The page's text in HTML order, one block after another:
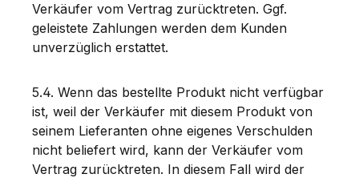
Verkäufer vom Vertrag zurücktreten. Ggf.
geleistete Zahlungen werden dem Kunden
unverzüglich erstattet.
5.4. Wenn das bestellte Produkt nicht verfügbar
ist, weil der Verkäufer mit diesem Produkt von
seinem Lieferanten ohne eigenes Verschulden
nicht beliefert wird, kann der Verkäufer vom
Vertrag zurücktreten. In diesem Fall wird der